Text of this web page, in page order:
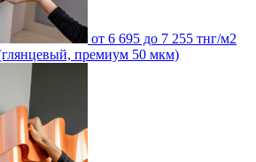
от 6 695 до 7 255 тнг/м2
премиум 50 мкм)